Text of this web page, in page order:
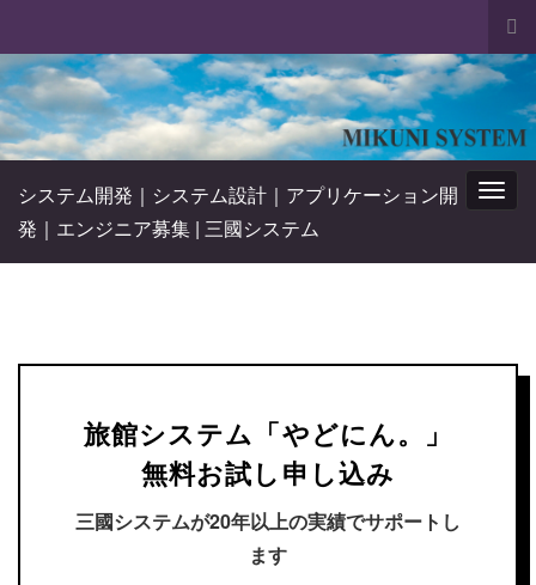
Search for:
システム開発｜システム設計｜アプリケーション開
発｜エンジニア募集 | 三國システム
旅館システム「やどにん。」
無料お試し申し込み
三國システムが20年以上の実績でサポートし
ます